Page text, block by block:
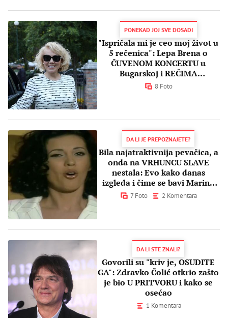
PONEKAD JOJ SVE DOSADI
"Ispričala mi je ceo moj život u
5 rečenica": Lepa Brena o
ČUVENOM KONCERTU u
Bugarskoj i REČIMA
PROROČICE koje pamti
8 Foto
DA LI JE PREPOZNAJETE?
Bila najatraktivnija pevačica, a
onda na VRHUNCU SLAVE
nestala: Evo kako danas
izgleda i čime se bavi Marina
Živković
7 Foto 2 Komentara
DA LI STE ZNALI?
Govorili su "kriv je, OSUDITE
GA": Zdravko Čolić otkrio zašto
je bio U PRITVORU i kako se
osećao
1 Komentara